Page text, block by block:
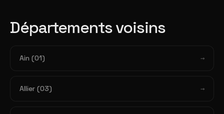
Départements voisins
Ain (01)
Allier (03)